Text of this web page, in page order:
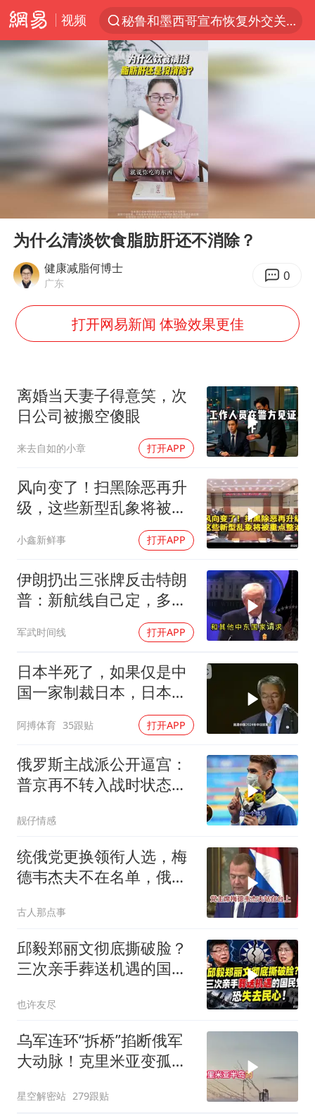
视频
秘鲁和墨西哥宣布恢复外交关系
老中医：立秋后养心是关键
中医教你一招提升气血
四川宜宾市高县4.9级地震致1人死亡
胡彦斌韩磊 谁帮谁
中巨芯：上半年归母净利润1405.77万元
欧阳娜娜窦靖童好搭
国防部：坚决反制任何闹海挑衅图谋
U17国足点球大战淘汰河床晋级决赛
“今天得有40℃了吧 为啥还不预警”
“新疆阿勒泰八月能滑雪”不实
夯实基础开新局
Play
为什么清淡饮食脂肪肝还不消除？
健康减脂何博士
广东 0
打开网易新闻 体验效果更佳
离婚当天妻子得意笑，次
日公司被搬空傻眼
来去自如的小章 打开APP
风向变了！扫黑除恶再升
级，这些新型乱象将被重
小鑫新鲜事 打开APP
伊朗扔出三张牌反击特朗
普：新航线自己定，多国
保证不参战，海峡不回战
前状态
军武时间线 打开APP
日本半死了，如果仅是中
国一家制裁日本，日本可
阿搏体育 35跟贴 打开APP
俄罗斯主战派公开逼宫：
普京再不转入战时状态，
靓仔情感
统俄党更换领衔人选，梅
德韦杰夫不在名单，俄政
古人那点事
邱毅郑丽文彻底撕破脸？
三次亲手葬送机遇的国民
也许友尽
乌军连环“拆桥”掐断俄军
大动脉！克里米亚变孤
家”？
星空解密站 279跟贴